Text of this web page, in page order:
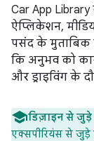
Car App
ऐप्लिकेशन,
पसंद के मुताबिक
कि अनुभव को
और ड्राइविंग के
डिज़ाइन से जुड़े
एक्सपीरियंस से जुड़े